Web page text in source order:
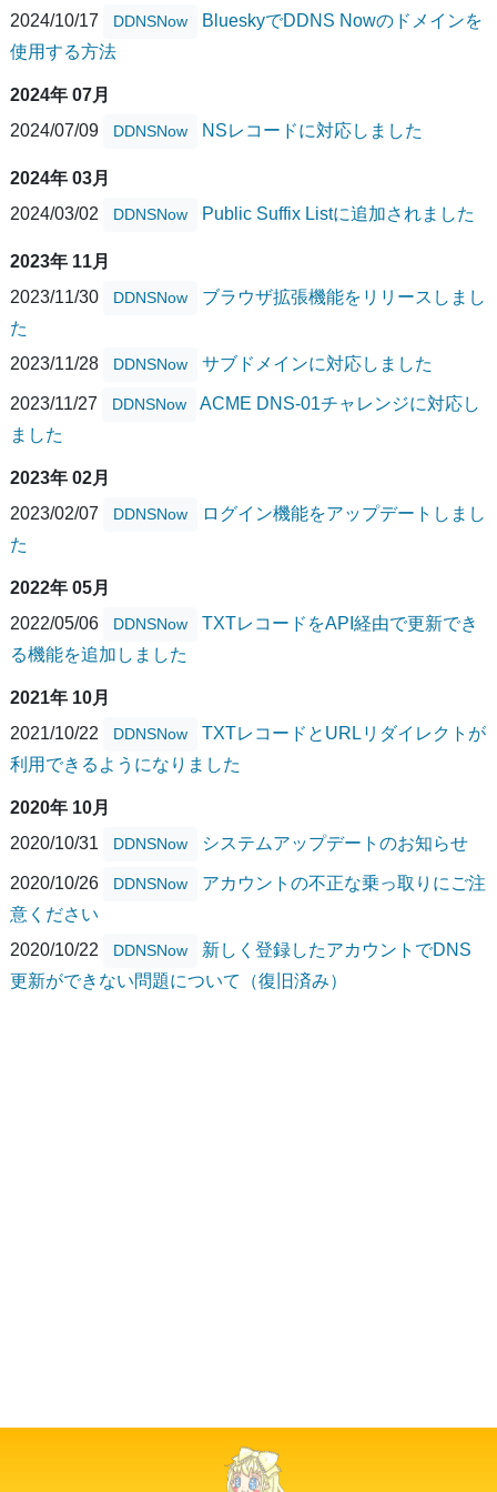
2024/10/17 DDNSNow
BlueskyでDDNS Nowのドメインを
使用する方法
2024年 07月
2024/07/09
DDNSNow NSレコードに対応しました
2024年 03月
2024/03/02
DDNSNow Public Suffix Listに追加されました
2023年 11月
2023/11/30
DDNSNow
ブラウザ拡張機能をリリースしまし
た
2023/11/28
DDNSNow サブドメインに対応しました
2023/11/27 DDNSNow
ACME DNS-01チャレンジに対応し
ました
2023年 02月
2023/02/07
DDNSNow
ログイン機能をアップデートしまし
た
2022年 05月
2022/05/06
DDNSNow
TXTレコードをAPI経由で更新でき
る機能を追加しました
2021年 10月
2021/10/22
DDNSNow
TXTレコードとURLリダイレクトが
利用できるようになりました
2020年 10月
2020/10/31
DDNSNow システムアップデートのお知らせ
2020/10/26 DDNSNow
アカウントの不正な乗っ取りにご注
意ください
2020/10/22
DDNSNow
新しく登録したアカウントでDNS
更新ができない問題について（復旧済み）